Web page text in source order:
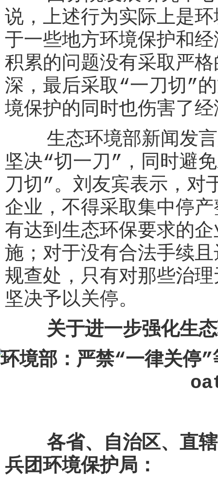
说，上述行为实际上是
于一些地方环境保护和
积累的问题没有采取严
深，最后采取“一刀切”
境保护的同时也伤害了
生态环境部新闻发言
坚决“切一刀”，同时避
刀切”。刘友宾表示，对
企业，不得采取集中停
有达到生态环保要求的
施；对于没有合法手续
规查处，只有对那些治
坚决予以关停。
关于进一步强化生
各省、自治区、直
兵团环境保护局：